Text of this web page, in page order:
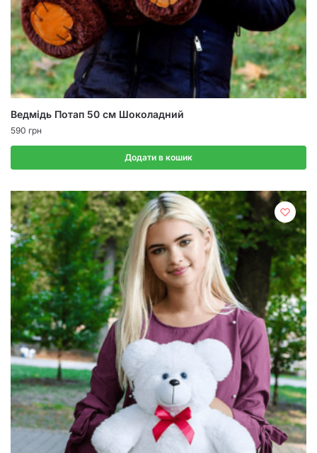
Ведмідь Потап 50 см Шоколадний
590 грн
Додати в кошик